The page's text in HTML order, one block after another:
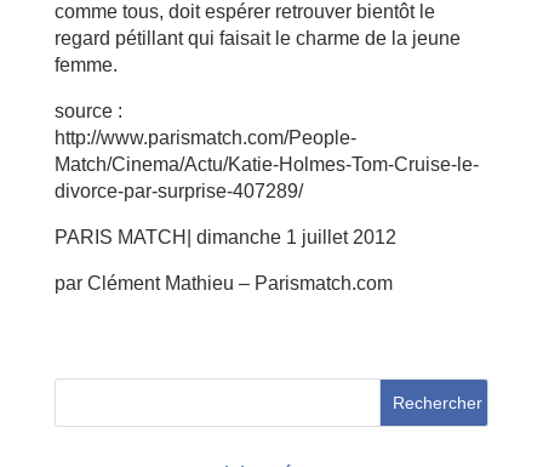
comme tous, doit espérer retrouver bientôt le
regard pétillant qui faisait le charme de la jeune
femme.
source :
http://www.parismatch.com/People-
Match/Cinema/Actu/Katie-Holmes-Tom-Cruise-le-
divorce-par-surprise-407289/
PARIS MATCH| dimanche 1 juillet 2012
par Clément Mathieu – Parismatch.com